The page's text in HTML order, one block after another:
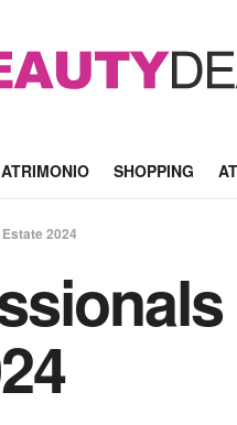
SHOPPING
2024